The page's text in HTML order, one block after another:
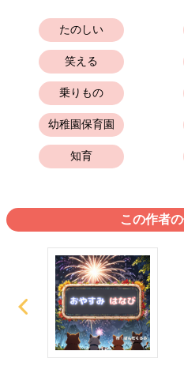
たのしい
笑える
乗りもの
幼稚園保育園
知育
この作者